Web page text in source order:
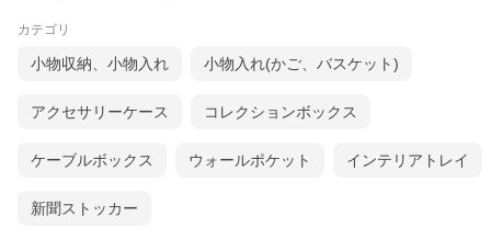
カテゴリ
小物収納、小物入れ 小物入れ(かご、バスケット)
アクセサリーケース コレクションボックス
ケーブルボックス ウォールポケット インテリアトレイ
新聞ストッカー